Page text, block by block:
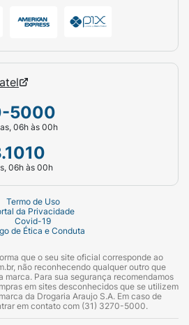
5000
06h às 00h
06h às 00h
Termo de Uso
da Privacidade
Covid-19
de Ética e Conduta
que o seu site oficial corresponde ao
não reconhecendo qualquer outro que
marca. Para sua segurança recomendamos
em sites desconhecidos que se utilizem
da Drogaria Araujo S.A. Em caso de
em contato com (31) 3270-5000.